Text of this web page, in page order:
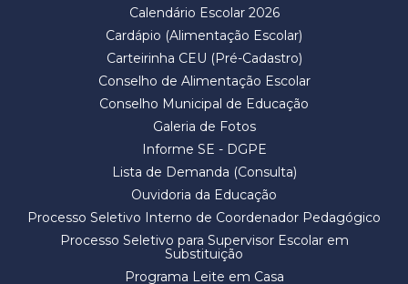
Calendário Escolar 2026
Cardápio (Alimentação Escolar)
Carteirinha CEU (Pré-Cadastro)
Conselho de Alimentação Escolar
Conselho Municipal de Educação
Galeria de Fotos
Informe SE - DGPE
Lista de Demanda (Consulta)
Ouvidoria da Educação
Processo Seletivo Interno de Coordenador Pedagógico
Processo Seletivo para Supervisor Escolar em
Substituição
Programa Leite em Casa